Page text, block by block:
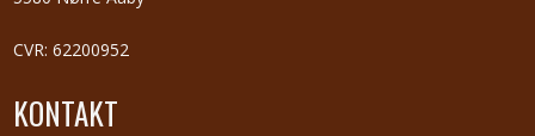
CVR: 62200952
KONTAKT